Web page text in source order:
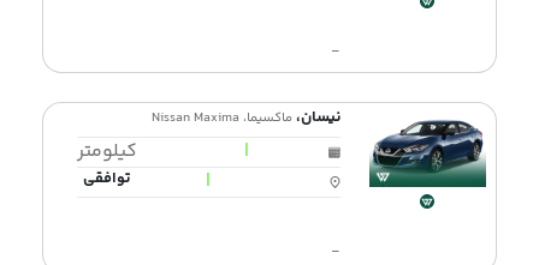
-
نیسان،ماکسیما، Nissan Maxima
|
کیلومتر
|
توافقی
-